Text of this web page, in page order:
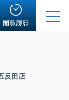
閲覧履歴
反田店